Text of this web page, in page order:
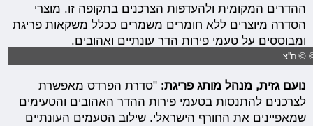
ההדרים המקומית ולהעדפות הצרכנים בתקופה זו. מוצרי
הסדרה מיוצרים ללא חומרים משמרים ככלל משקאות פריגת
ומבוססים על טעמי פירות הדר עונתיים ואהובים.
©יח''צ
נועם גזית, מנהל מותג פריגת: "סדרת הפרדס מאפשרת
לצרכנים להתנסות בטעמי פירות ההדר האהובים והטעימים
שמאפיינים את החורף הישראלי. שילוב הטעמים העונתיים